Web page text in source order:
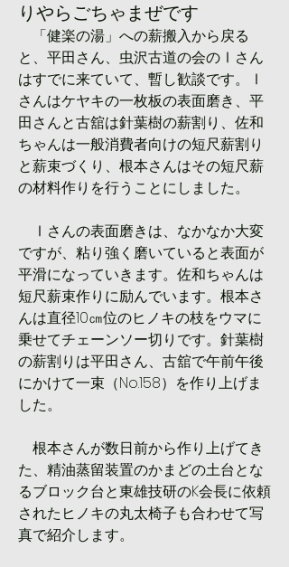
りやらごちゃまぜです
「健楽の湯」への薪搬入から戻る
と、平田さん、虫沢古道の会のⅠさん
はすでに来ていて、暫し歓談です。Ⅰ
さんはケヤキの一枚板の表面磨き、平
田さんと古舘は針葉樹の薪割り、佐和
ちゃんは一般消費者向けの短尺薪割り
と薪束づくり、根本さんはその短尺薪
の材料作りを行うことにしました。
Ⅰさんの表面磨きは、なかなか大変
ですが、粘り強く磨いていると表面が
平滑になっていきます。佐和ちゃんは
短尺薪束作りに励んでいます。根本さ
んは直径10㎝位のヒノキの枝をウマに
乗せてチェーンソー切りです。針葉樹
の薪割りは平田さん、古舘で午前午後
にかけて一束（No.158）を作り上げま
した。
根本さんが数日前から作り上げてき
た、精油蒸留装置のかまどの土台とな
るブロック台と東雄技研のK会長に依頼
されたヒノキの丸太椅子も合わせて写
真で紹介します。